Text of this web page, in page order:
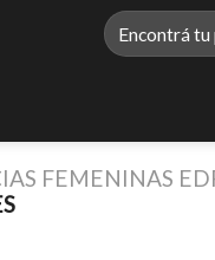
Buscar
por:
FEMENINAS